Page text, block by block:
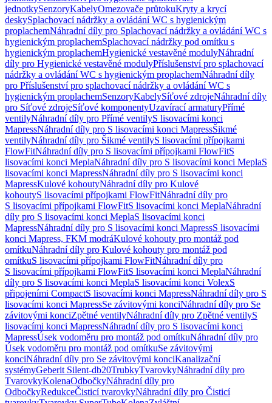
jednotkySenzoryKabelyOmezovače průtokuKryty a krycí
deskySplachovací nádržky a ovládání WC s hygienickým
proplachemNáhradní díly pro Splachovací nádržky a ovládání WC s
hygienickým proplachemSplachovací nádržky pod omítku s
hygienickým proplachemHygienické vestavěné modulyNáhradní
díly pro Hygienické vestavěné modulyPříslušenství pro splachovací
nádržky a ovládání WC s hygienickým proplachemNáhradní díly
pro Příslušenství pro splachovací nádržky a ovládání WC s
hygienickým proplachemSenzoryKabelySíťové zdrojeNáhradní díly
pro Síťové zdrojeSíťové komponentyUzavírací armaturyPřímé
ventilyNáhradní díly pro Přímé ventilyS lisovacími konci
MapressNáhradní díly pro S lisovacími konci MapressŠikmé
ventilyNáhradní díly pro Šikmé ventilyS lisovacími přípojkami
FlowFitNáhradní díly pro S lisovacími přípojkami FlowFitS
lisovacími konci MeplaNáhradní díly pro S lisovacími konci MeplaS
lisovacími konci MapressNáhradní díly pro S lisovacími konci
MapressKulové kohoutyNáhradní díly pro Kulové
kohoutyS lisovacími přípojkami FlowFitNáhradní díly pro
S lisovacími přípojkami FlowFitS lisovacími konci MeplaNáhradní
díly pro S lisovacími konci MeplaS lisovacími konci
MapressNáhradní díly pro S lisovacími konci MapressS lisovacími
konci Mapress, FKM modráKulové kohouty pro montáž pod
omítkuNáhradní díly pro Kulové kohouty pro montáž pod
omítkuS lisovacími přípojkami FlowFitNáhradní díly pro
S lisovacími přípojkami FlowFitS lisovacími konci MeplaNáhradní
díly pro S lisovacími konci MeplaS lisovacími konci VolexS
připojeními CompactS lisovacími konci MapressNáhradní díly pro S
lisovacími konci MapressSe závitovými konciNáhradní díly pro Se
závitovými konciZpětné ventilyNáhradní díly pro Zpětné ventilyS
lisovacími konci MapressNáhradní díly pro S lisovacími konci
MapressÚsek vodoměru pro montáž pod omítkuNáhradní díly pro
Úsek vodoměru pro montáž pod omítkuSe závitovými
konciNáhradní díly pro Se závitovými konciKanalizační
systémyGeberit Silent-db20TrubkyTvarovkyNáhradní díly pro
TvarovkyKolenaOdbočkyNáhradní díly pro
OdbočkyRedukceČisticí tvarovkyNáhradní díly pro Čisticí